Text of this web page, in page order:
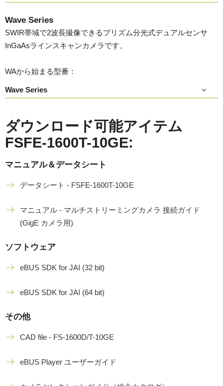
Wave Series
SWIR帯域で2波長撮像できるプリズム分光式デュアルセンサ
InGaAsラインスキャンカメラです。
WAから始まる型番：
Wave Series
ダウンロード可能アイテム
FSFE-1600T-10GE:
マニュアル＆データシート
データシート - FSFE-1600T-10GE
マニュアル - マルチストリーミングカメラ 接続ガイド
(GigE カメラ用)
ソフトウェア
eBUS SDK for JAI (32 bit)
eBUS SDK for JAI (64 bit)
その他
CAD file - FS-1600D/T-10GE
eBUS Player ユーザーガイド